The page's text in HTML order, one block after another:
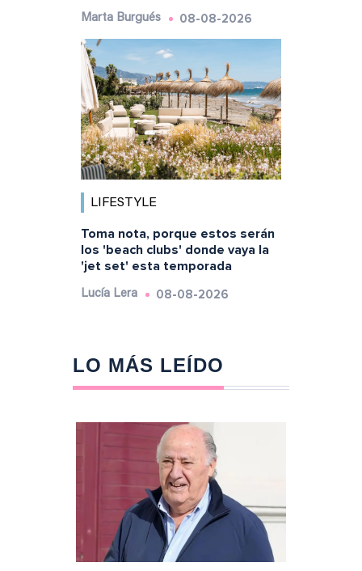
Marta Burgués 08-08-2026
LIFESTYLE
Toma nota, porque estos serán
los 'beach clubs' donde vaya la
'jet set' esta temporada
Lucía Lera 08-08-2026
LO MÁS LEÍDO